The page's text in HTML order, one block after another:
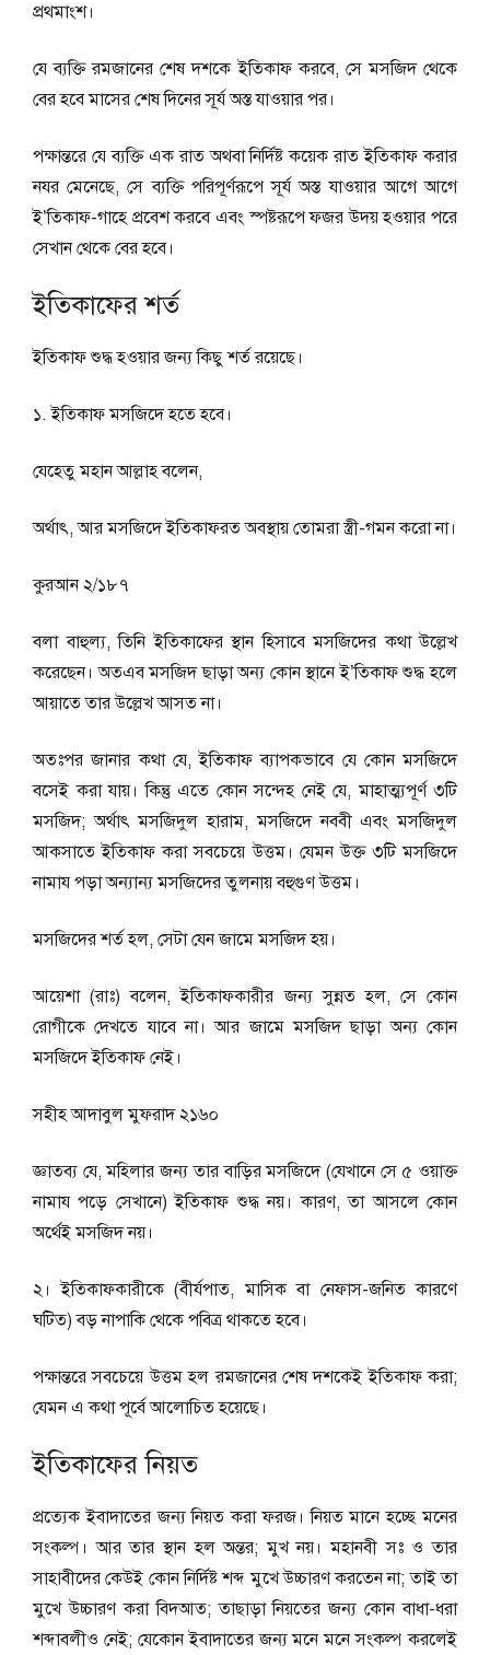
প্রথমাংশ।
যে ব্যক্তি রমজানের শেষ দশকে ইতিকাফ করবে, সে মসজিদ থেকে
বের হবে মাসের শেষ দিনের সূর্য অস্ত যাওয়ার পর।
পক্ষান্তরে যে ব্যক্তি এক রাত অথবা নির্দিষ্ট কয়েক রাত ইতিকাফ করার
নযর মেনেছে, সে ব্যক্তি পরিপূর্ণরূপে সূর্য অস্ত যাওয়ার আগে আগে
ই’তিকাফ-গাহে প্রবেশ করবে এবং স্পষ্টরূপে ফজর উদয় হওয়ার পরে
সেখান থেকে বের হবে।
ইতিকাফের শর্ত
ইতিকাফ শুদ্ধ হওয়ার জন্য কিছু শর্ত রয়েছে।
১. ইতিকাফ মসজিদে হতে হবে।
যেহেতু মহান আল্লাহ বলেন,
অর্থাৎ, আর মসজিদে ইতিকাফরত অবস্থায় তোমরা স্ত্রী-গমন করাে না।
কুরআন ২/১৮৭
বলা বাহুল্য, তিনি ইতিকাফের স্থান হিসাবে মসজিদের কথা উল্লেখ
করেছেন। অতএব মসজিদ ছাড়া অন্য কোন স্থানে ই’তিকাফ শুদ্ধ হলে
আয়াতে তার উল্লেখ আসত না।
অতঃপর জানার কথা যে, ইতিকাফ ব্যাপকভাবে যে কোন মসজিদে
বসেই করা যায়। কিন্তু এতে কোন সন্দেহ নেই যে, মাহাত্ম্যপূর্ণ ৩টি
মসজিদ; অর্থাৎ মসজিদুল হারাম, মসজিদে নববী এবং মসজিদুল
আকসাতে ইতিকাফ করা সবচেয়ে উত্তম। যেমন উক্ত ৩টি মসজিদে
নামায পড়া অন্যান্য মসজিদের তুলনায় বহুগুণ উত্তম।
মসজিদের শর্ত হল, সেটা যেন জামে মসজিদ হয়।
আয়েশা (রাঃ) বলেন, ইতিকাফকারীর জন্য সুন্নত হল, সে কোন
রোগীকে দেখতে যাবে না। আর জামে মসজিদ ছাড়া অন্য কোন
মসজিদে ইতিকাফ নেই।
সহীহ আদাবুল মুফরাদ ২১৬০
জ্ঞাতব্য যে, মহিলার জন্য তার বাড়ির মসজিদে (যেখানে সে ৫ ওয়াক্ত
নামায পড়ে সেখানে) ইতিকাফ শুদ্ধ নয়। কারণ, তা আসলে কোন
অর্থেই মসজিদ নয়।
২। ইতিকাফকারীকে (বীর্যপাত, মাসিক বা নেফাস-জনিত কারণে
ঘটিত) বড় নাপাকি থেকে পবিত্র থাকতে হবে।
পক্ষান্তরে সবচেয়ে উত্তম হল রমজানের শেষ দশকেই ইতিকাফ করা;
যেমন এ কথা পূর্বে আলোচিত হয়েছে।
ইতিকাফের নিয়ত
প্রত্যেক ইবাদাতের জন্য নিয়ত করা ফরজ। নিয়ত মানে হচ্ছে মনের
সংকল্প। আর তার স্থান হল অন্তর; মুখ নয়। মহানবী সঃ ও তার
সাহাবীদের কেউই কোন নির্দিষ্ট শব্দ মুখে উচ্চারণ করতেন না; তাই তা
মুখে উচ্চারণ করা বিদআত; তাছাড়া নিয়তের জন্য কোন বাধা-ধরা
শব্দাবলীও নেই; যেকোন ইবাদাতের জন্য মনে মনে সংকল্প করলেই